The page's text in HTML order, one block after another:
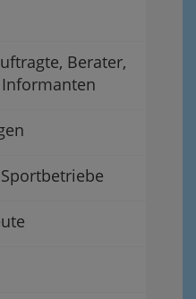
Berater,